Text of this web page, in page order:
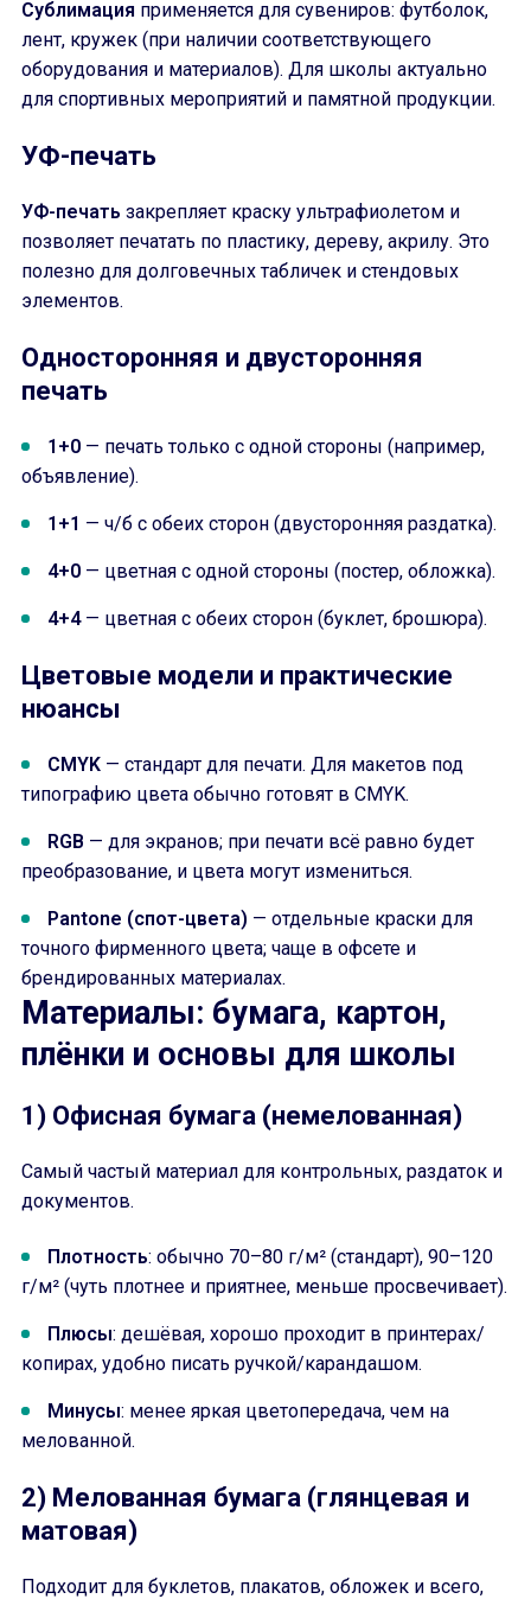
Сублимация применяется для сувениров: футболок,
лент, кружек (при наличии соответствующего
оборудования и материалов). Для школы актуально
для спортивных мероприятий и памятной продукции.
УФ-печать
УФ-печать закрепляет краску ультрафиолетом и
позволяет печатать по пластику, дереву, акрилу. Это
полезно для долговечных табличек и стендовых
элементов.
Односторонняя и двусторонняя
печать
1+0 — печать только с одной стороны (например,
объявление).
1+1 — ч/б с обеих сторон (двусторонняя раздатка).
4+0 — цветная с одной стороны (постер, обложка).
4+4— цветная с обеих сторон (буклет, брошюра).
Цветовые модели и практические
нюансы
CMYK — стандарт для печати. Для макетов под
типографию цвета обычно готовят в CMYK.
RGB — для экранов; при печати всё равно будет
преобразование, и цвета могут измениться.
Pantone (спот-цвета) — отдельные краски для
точного фирменного цвета; чаще в офсете и
брендированных материалах.
Материалы: бумага, картон,
плёнки и основы для школы
1) Офисная бумага (немелованная)
Самый частый материал для контрольных, раздаток и
документов.
Плотность: обычно 70–80 г/м² (стандарт), 90–120
г/м² (чуть плотнее и приятнее, меньше просвечивает).
Плюсы: дешёвая, хорошо проходит в принтерах/
копирах, удобно писать ручкой/карандашом.
Минусы: менее яркая цветопередача, чем на
мелованной.
2) Мелованная бумага (глянцевая и
матовая)
Подходит для буклетов, плакатов, обложек и всего,